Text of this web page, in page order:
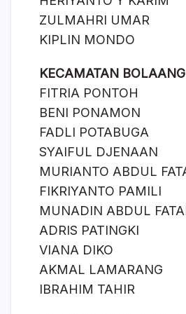
ZULMAHRI UMAR
KIPLIN MONDO
KECAMATAN
FITRIA PONTOH
BENI PONAMON
FADLI POTABUGA
SYAIFUL DJENAAN
MURIANTO ABDUL
FIKRIYANTO PAMILI
MUNADIN ABDUL
ADRIS PATINGKI
VIANA DIKO
AKMAL LAMARANG
IBRAHIM TAHIR